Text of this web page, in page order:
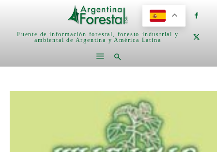
Fuente de información forestal, foresto-industrial y
ambiental de Argentina y América Latina